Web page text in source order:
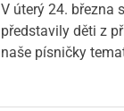
V úterý 24. března
představily děti z
naše písničky